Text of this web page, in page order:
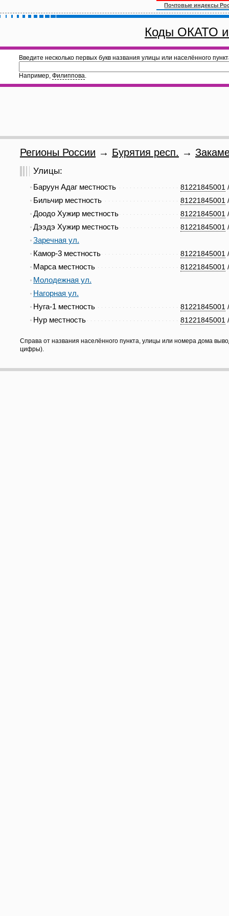
Почтовые индексы
Коды ОКАТО
Введите несколько первых букв названия улицы или населённого
Например, Филиппова.
Регионы России → Бурятия респ. →
Улицы:
81221845001
Баруун Адаг местность
81221845001
Бильчир местность
81221845001
Доодо Хужир местность
81221845001
Дээдэ Хужир местность
Заречная ул.
81221845001
Камор-3 местность
81221845001
Марса местность
Молодежная ул.
Нагорная ул.
81221845001
Нуга-1 местность
81221845001
Нур местность
Справа от названия населённого пункта, улицы или номера дома
цифры).